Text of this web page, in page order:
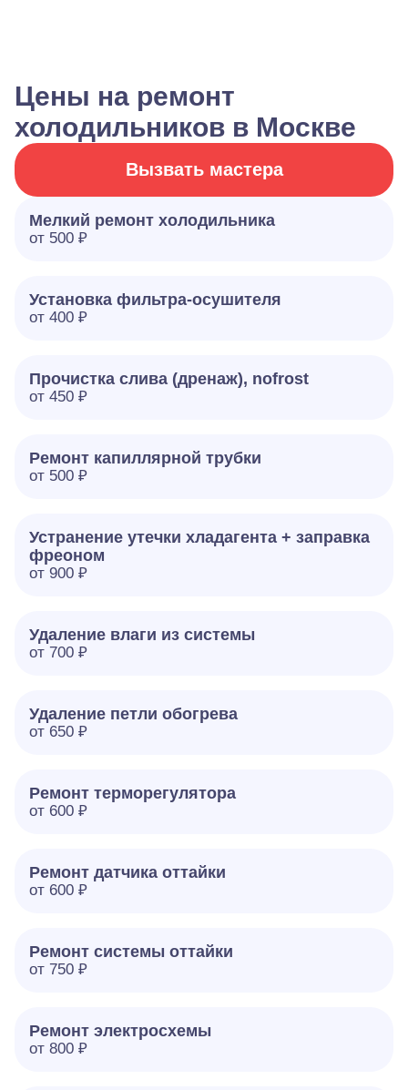
Цены на ремонт
холодильников в Москве
Вызвать мастера
Мелкий ремонт холодильника
от 500 ₽
Установка фильтра-осушителя
от 400 ₽
Прочистка слива (дренаж), nofrost
от 450 ₽
Ремонт капиллярной трубки
от 500 ₽
Устранение утечки хладагента + заправка
фреоном
от 900 ₽
Удаление влаги из системы
от 700 ₽
Удаление петли обогрева
от 650 ₽
Ремонт терморегулятора
от 600 ₽
Ремонт датчика оттайки
от 600 ₽
Ремонт системы оттайки
от 750 ₽
Ремонт электросхемы
от 800 ₽